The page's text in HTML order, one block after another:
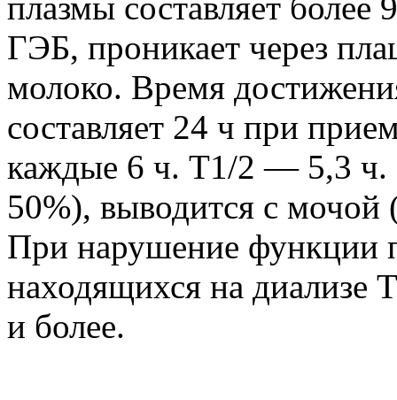
ГЭБ, проникает через
молоко. Время
составляет 24 ч при
каждые 6 ч. Т1/2 — 5,3 ч.
50%), выводится с
При нарушение функции
находящихся на диализе
и более.